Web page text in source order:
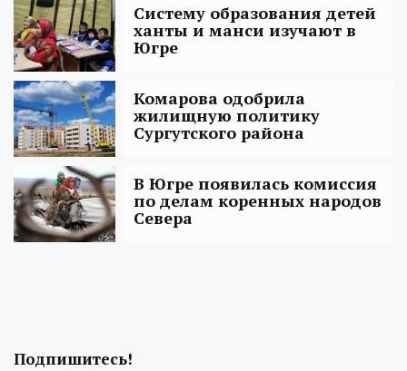
Систему образования детей
ханты и манси изучают в
Югре
Комарова одобрила
жилищную политику
Сургутского района
В Югре появилась комиссия
по делам коренных народов
Севера
Подпишитесь!